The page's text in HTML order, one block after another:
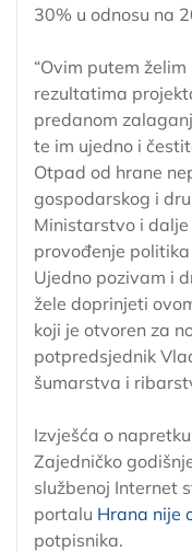
30% u odnosu na
“Ovim putem
rezultatima
predanom
te im ujedno i
Otpad od hrane
gospodarskog i
Ministarstvo i
provođenje
Ujedno pozivam i
žele doprinjeti
koji je otvoren za
potpredsjednik
šumarstva i
Izvješća o
Zajedničko
službenoj Internet
portalu Hrana nije
potpisnika.